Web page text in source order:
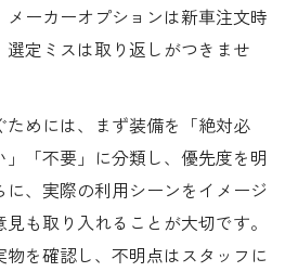
メーカーオプションは新車注文時
選定ミスは取り返しがつきませ
ためには、まず装備を「絶対必
「不要」に分類し、優先度を明
、実際の利用シーンをイメージ
も取り入れることが大切です。
を確認し、不明点はスタッフに